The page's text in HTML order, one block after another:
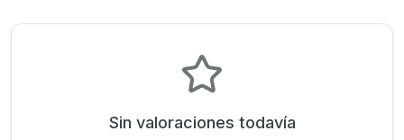
Sin valoraciones todavía